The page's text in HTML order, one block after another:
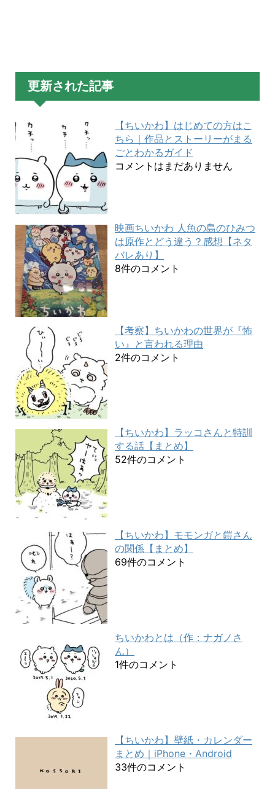
更新された記事
【ちいかわ】はじめての方はこ
ちら｜作品とストーリーがまる
ごとわかるガイド
コメントはまだありません
映画ちいかわ 人魚の島のひみつ
は原作とどう違う？感想【ネタ
バレあり】
8件のコメント
【考察】ちいかわの世界が『怖
い』と言われる理由
2件のコメント
【ちいかわ】ラッコさんと特訓
する話【まとめ】
52件のコメント
【ちいかわ】モモンガと鎧さん
の関係【まとめ】
69件のコメント
ちいかわとは（作：ナガノさ
ん）
1件のコメント
【ちいかわ】壁紙・カレンダー
まとめ｜iPhone・Android
33件のコメント